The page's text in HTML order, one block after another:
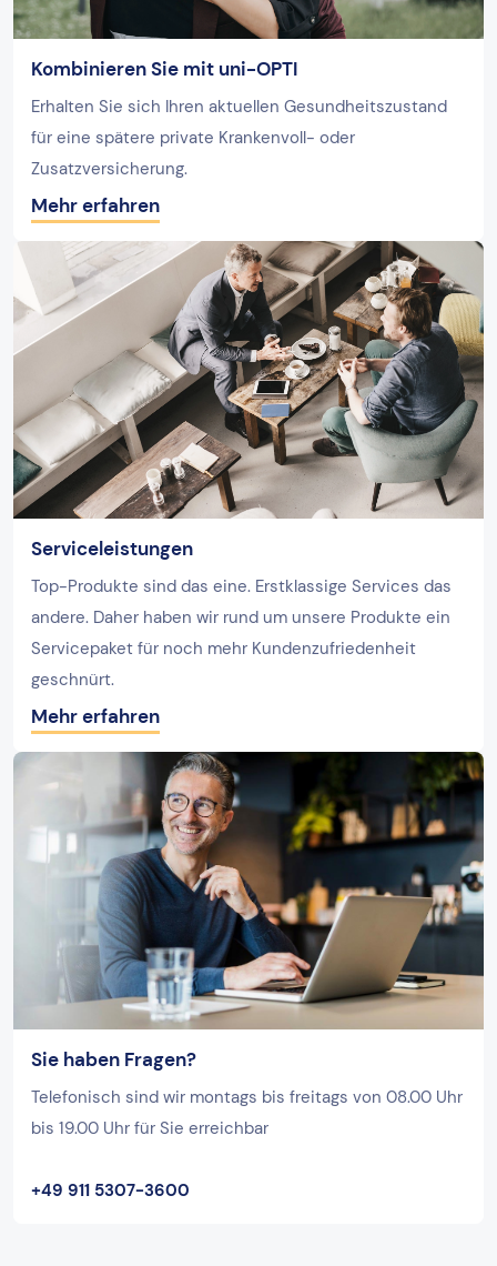
Kombinieren Sie mit uni-OPTI
Erhalten Sie sich Ihren aktuellen Gesundheitszustand
für eine spätere private Krankenvoll- oder
Zusatzversicherung.
Mehr erfahren
Serviceleistungen
Top-Produkte sind das eine. Erstklassige Services das
andere. Daher haben wir rund um unsere Produkte ein
Servicepaket für noch mehr Kundenzufriedenheit
geschnürt.
Mehr erfahren
Sie haben Fragen?
Telefonisch sind wir montags bis freitags von 08.00 Uhr
bis 19.00 Uhr für Sie erreichbar
+49 911 5307-3600